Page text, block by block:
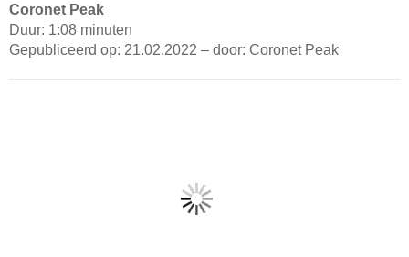
Coronet Peak
Duur: 1:08 minuten
Gepubliceerd op: 21.02.2022 – door: Coronet Peak